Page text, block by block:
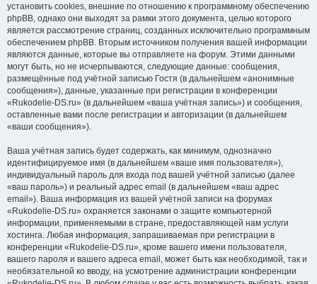
установить cookies, внешние по отношению к программному обеспечению
phpBB, однако они выходят за рамки этого документа, целью которого
является рассмотрение страниц, созданных исключительно программным
обеспечением phpBB. Вторым источником получения вашей информации
являются данные, которые вы отправляете на форум. Этими данными
могут быть, но не исчерпываются, следующие данные: сообщения,
размещённые под учётной записью Гостя (в дальнейшем «анонимные
сообщения»), данные, указанные при регистрации в конференции
«Rukodelie-DS.ru» (в дальнейшем «ваша учётная запись») и сообщения,
оставленные вами после регистрации и авторизации (в дальнейшем
«ваши сообщения»).
Ваша учётная запись будет содержать, как минимум, однозначно
идентифицируемое имя (в дальнейшем «ваше имя пользователя»),
индивидуальный пароль для входа под вашей учётной записью (далее
«ваш пароль») и реальный адрес email (в дальнейшем «ваш адрес
email»). Ваша информация из вашей учётной записи на форумах
«Rukodelie-DS.ru» охраняется законами о защите компьютерной
информации, применяемыми в стране, предоставляющей нам услуги
хостинга. Любая информация, запрашиваемая при регистрации в
конференции «Rukodelie-DS.ru», кроме вашего имени пользователя,
вашего пароля и вашего адреса email, может быть как необходимой, так и
необязательной ко вводу, на усмотрение администрации конференции